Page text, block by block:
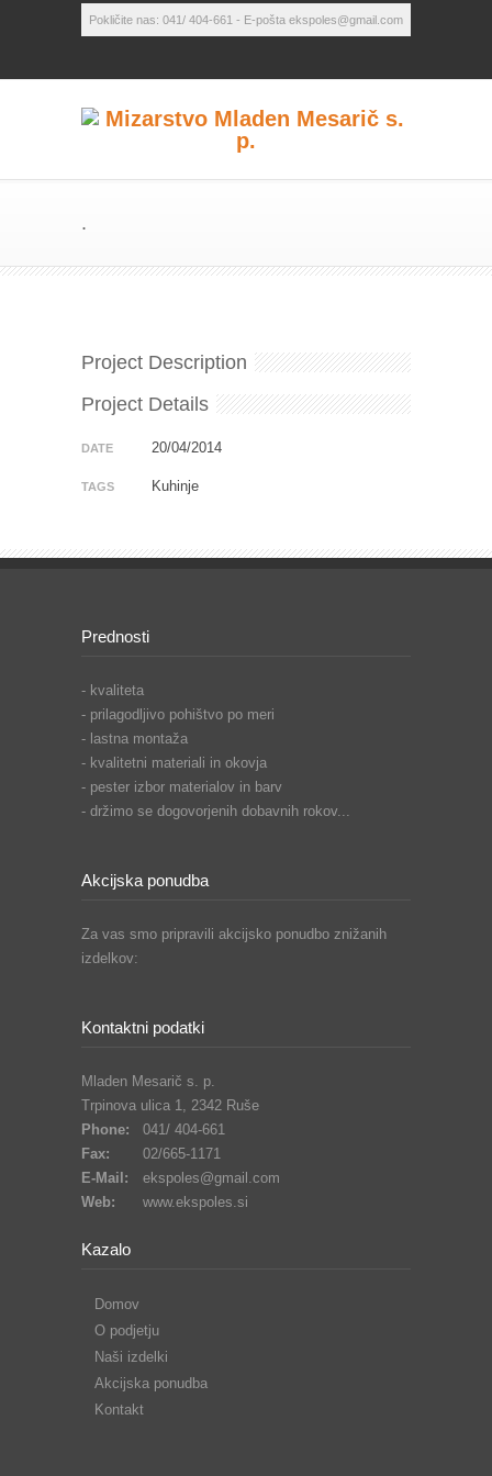
Pokličite nas: 041/ 404-661 - E-pošta ekspoles@gmail.com
.
Project Description
Project Details
DATE 20/04/2014
TAGS Kuhinje
Prednosti
- kvaliteta
- prilagodljivo pohištvo po meri
- lastna montaža
- kvalitetni materiali in okovja
- pester izbor materialov in barv
- držimo se dogovorjenih dobavnih rokov...
Akcijska ponudba
Za vas smo pripravili akcijsko ponudbo znižanih
izdelkov:
Kontaktni podatki
Mladen Mesarič s. p.
Trpinova ulica 1, 2342 Ruše
Phone:
041/ 404-661
Fax:
02/665-1171
E-Mail:
ekspoles@gmail.com
Web:
www.ekspoles.si
Kazalo
Domov
O podjetju
Naši izdelki
Akcijska ponudba
Kontakt